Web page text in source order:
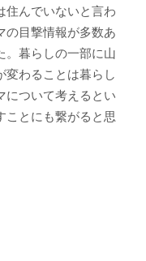
住んでいないと言わ
の目撃情報が多数あ
。暮らしの一部に山
変わることは暮らし
について考えるとい
ことにも繋がると思